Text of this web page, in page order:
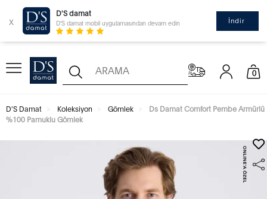
x
D'S damat
D'S damat mobil uygulamasından devam edin İndir
0
D'S Damat Koleksiyon Gömlek
Ds Damat Comfort Pembe Armürlü
%100 Pamuklu Gömlek